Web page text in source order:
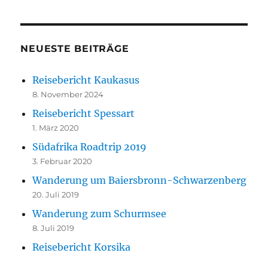
NEUESTE BEITRÄGE
Reisebericht Kaukasus
8. November 2024
Reisebericht Spessart
1. März 2020
Südafrika Roadtrip 2019
3. Februar 2020
Wanderung um Baiersbronn-Schwarzenberg
20. Juli 2019
Wanderung zum Schurmsee
8. Juli 2019
Reisebericht Korsika